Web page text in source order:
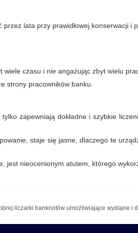
lata przy prawidłowej konserwacji i
czasu i nie angażując zbyt wielu
strony pracowników banku.
zapewniają dokładne i szybkie
staje się jasne, dlaczego te
jest nieocenionym atutem, którego